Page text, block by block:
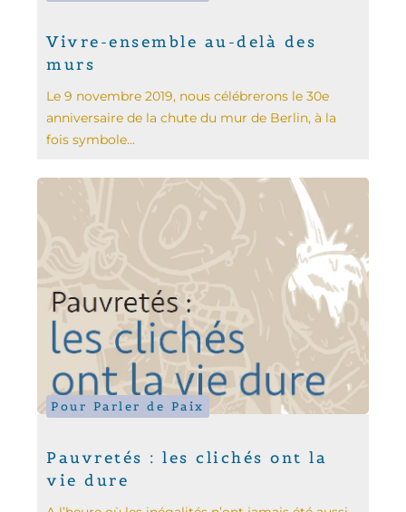
Vivre-ensemble au-delà des
murs
Le 9 novembre 2019, nous célébrerons le 30e
anniversaire de la chute du mur de Berlin, à la
fois symbole...
Pour Parler de Paix
Pauvretés : les clichés ont la
vie dure